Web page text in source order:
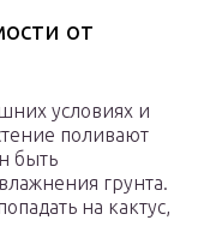
от
условиях и
поливают
быть
грунта.
на кактус,